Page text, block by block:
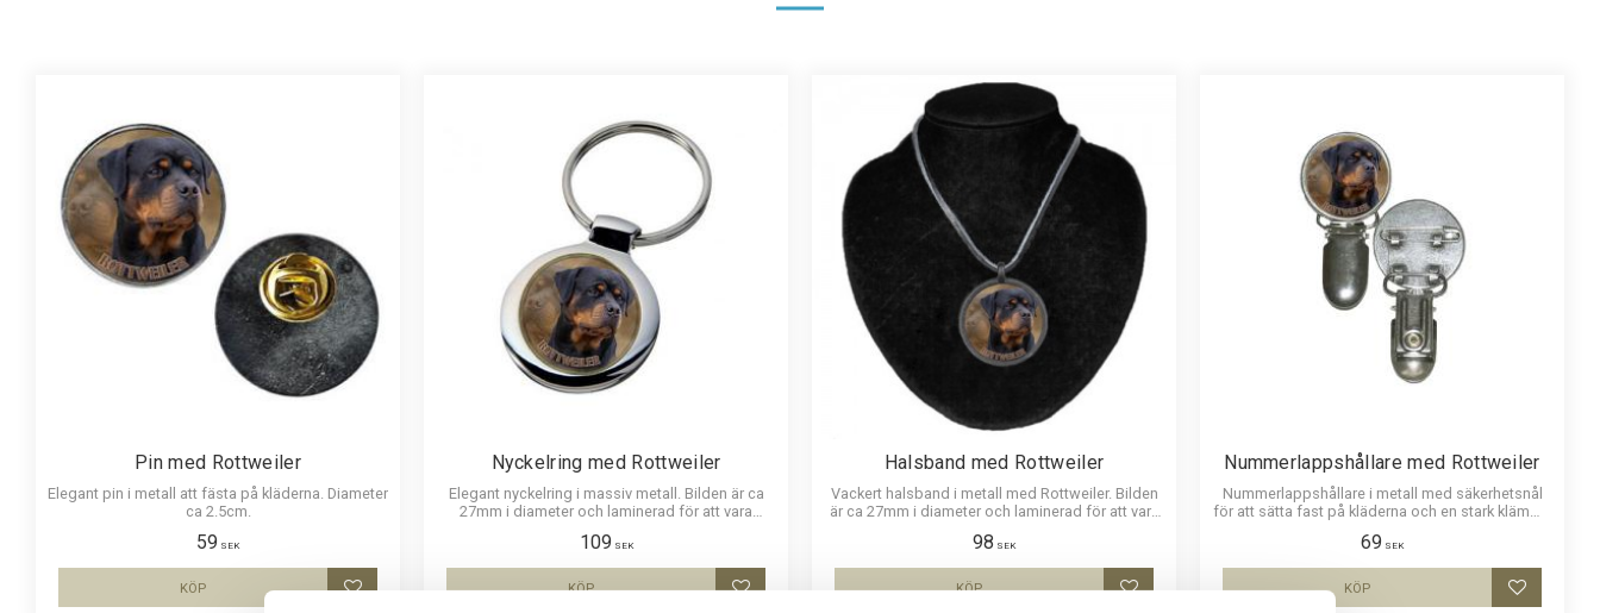
Pin med Rottweiler
Elegant pin i metall att fästa på kläderna. Diameter
ca 2.5cm.
59 SEK
KÖP
Nyckelring med Rottweiler
Elegant nyckelring i massiv metall. Bilden är ca
27mm i diameter och laminerad för att vara
109 SEK
KÖP
Halsband med Rottweiler
Vackert halsband i metall med Rottweiler. Bilden
är ca 27mm i diameter och laminerad för att vara
Läderrem som man kan anpassa till önskad
längd.
98 SEK
KÖP
Nummerlappshållare med Rottweiler
Nummerlappshållare i metall med säkerhetsnål
för att sätta fast på kläderna och en stark klämma
och laminerad för att vara hållbar och ge ett
uttryck av djup i bilden.
69 SEK
Lägg till i
KÖP